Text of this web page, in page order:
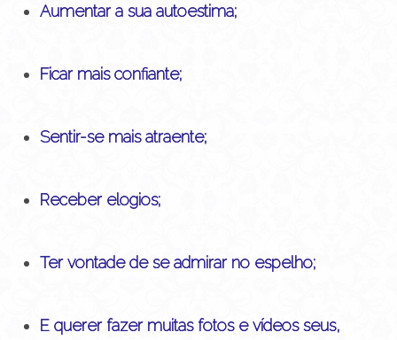
Aumentar a sua autoestima;
Ficar mais confiante;
Sentir-se mais atraente;
Receber elogios;
Ter vontade de se admirar no espelho;
E querer fazer muitas fotos e vídeos seus,